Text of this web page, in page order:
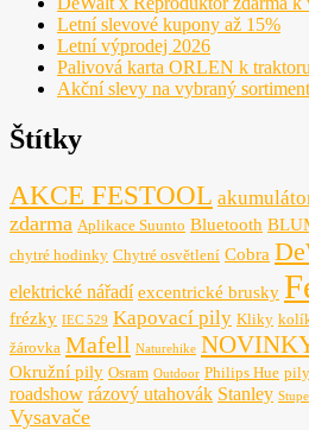
Letní slevové kupony až 15%
Letní výprodej 2026
Palivová karta ORLEN k
Akční slevy na vybraný sortiment
Štítky
AKCE FESTOOL
zdarma Aplikace Suunto Bluetooth
chytré hodinky Chytré osvětlení Cobra
elektrické nářadí excentrické brusky
frézky IEC 529 Kapovací pily Kliky
žárovka Mafell Naturehike
Okružní pily Osram Outdoor Philips Hue pily
roadshow rázový utahovák Stanley
Vysavače